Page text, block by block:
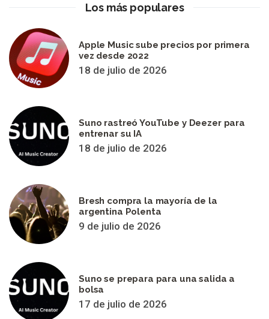
Los más populares
Apple Music sube precios por primera
vez desde 2022
18 de julio de 2026
Suno rastreó YouTube y Deezer para
entrenar su IA
18 de julio de 2026
Bresh compra la mayoría de la
argentina Polenta
9 de julio de 2026
Suno se prepara para una salida a
bolsa
17 de julio de 2026